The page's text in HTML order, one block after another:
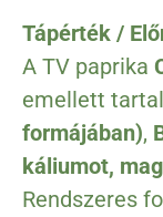
Tápérték /
A TV paprika
emellett
formájában),
káliumot,
Rendszeres